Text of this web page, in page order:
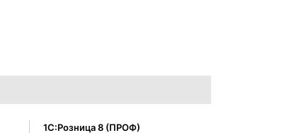
1С:Розница 8 (ПРОФ)